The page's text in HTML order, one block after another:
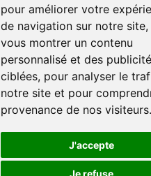
pour améliorer votre
de navigation sur notre
vous montrer un contenu
personnalisé et des
ciblées, pour analyser le
notre site et pour
provenance de nos visiteurs.
J'accepte
Je refuse